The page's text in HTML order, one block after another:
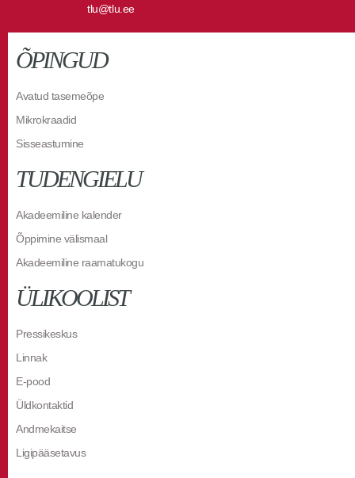
tlu@tlu.ee
ÕPINGUD
Avatud tasemeõpe
Mikrokraadid
Sisseastumine
TUDENGIELU
Akadeemiline kalender
Õppimine välismaal
Akadeemiline raamatukogu
ÜLIKOOLIST
Pressikeskus
Linnak
E-pood
Üldkontaktid
Andmekaitse
Ligipääsetavus